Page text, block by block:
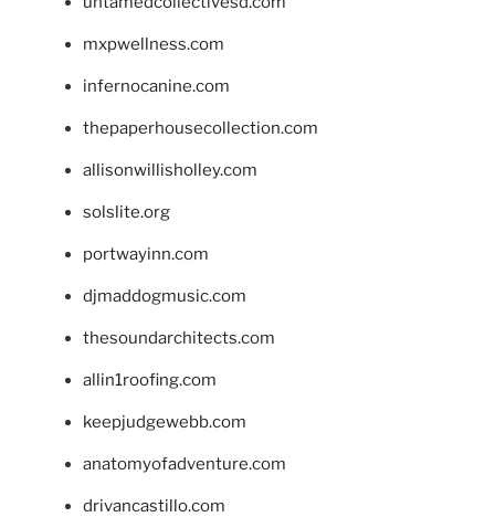
mxpwellness.com
infernocanine.com
thepaperhousecollection.com
allisonwillisholley.com
solslite.org
portwayinn.com
djmaddogmusic.com
thesoundarchitects.com
allin1roofing.com
keepjudgewebb.com
anatomyofadventure.com
drivancastillo.com